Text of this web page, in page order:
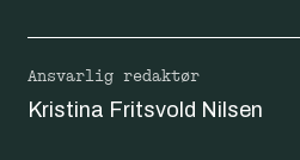
Ansvarlig redaktør
Kristina Fritsvold Nilsen